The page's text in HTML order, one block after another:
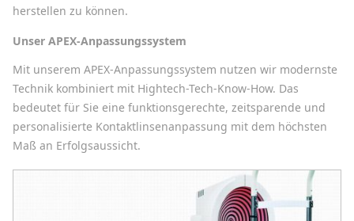
herstellen zu können.
Unser APEX-Anpassungssystem
Mit unserem APEX-Anpassungssystem nutzen wir modernste
Technik kombiniert mit Hightech-Tech-Know-How. Das
bedeutet für Sie eine funktionsgerechte, zeitsparende und
personalisierte Kontaktlinsenanpassung mit dem höchsten
Maß an Erfolgsaussicht.